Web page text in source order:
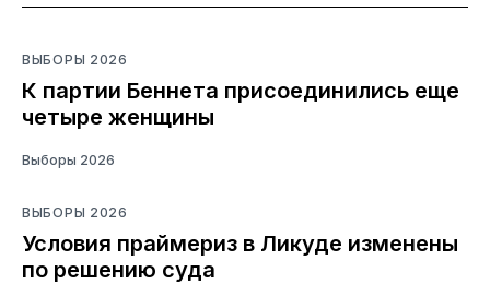
ВЫБОРЫ 2026
К партии Беннета присоединились еще
четыре женщины
Выборы 2026
ВЫБОРЫ 2026
Условия праймериз в Ликуде изменены
по решению суда